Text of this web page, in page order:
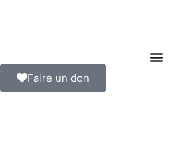
Faire un don